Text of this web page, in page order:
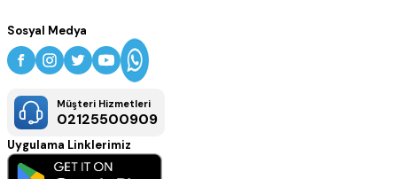
Sosyal Medya
Müşteri Hizmetleri
02125500909
Uygulama Linklerimiz